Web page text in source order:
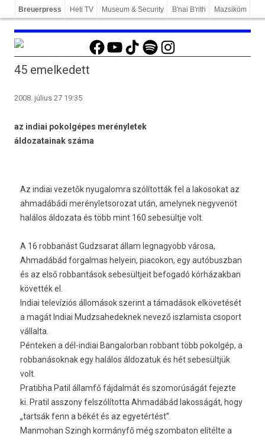
Breuerpress Heti TV Museum & Security B'nai B'rith Mazsiköm
FacebookYouTubeTikTok Spotify
45 emelkedett
2008. július 27 19:35
az indiai pokolgépes merényletek
áldozatainak száma
Az indiai vezetők nyugalomra szólították fel a lakosokat az
ahmadábádi merényletsorozat után, amelynek negyvenöt
halálos áldozata és több mint 160 sebesültje volt.
A 16 robbanást Gudzsarat állam legnagyobb városa,
Ahmadábád forgalmas helyein, piacokon, egy autóbuszban
és az első robbantások sebesültjeit befogadó kórházakban
követték el.
Indiai televíziós állomások szerint a támadások elkövetését
a magát Indiai Mudzsahedeknek nevező iszlamista csoport
vállalta.
Pénteken a dél-indiai Bangalorban robbant több pokolgép, a
robbanásoknak egy halálos áldozatuk és hét sebesültjük
volt.
Pratibha Patil államfő fájdalmát és szomorúságát fejezte
ki. Pratil asszony felszólította Ahmadábád lakosságát, hogy
„tartsák fenn a békét és az egyetértést”.
Manmohan Szingh kormányfő még szombaton elítélte a